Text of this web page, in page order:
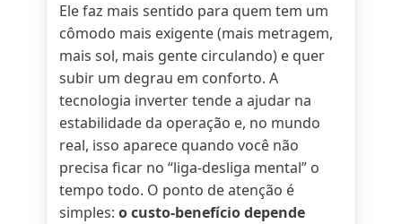
Ele faz mais sentido para quem tem um
cômodo mais exigente (mais metragem,
mais sol, mais gente circulando) e quer
subir um degrau em conforto. A
tecnologia inverter tende a ajudar na
estabilidade da operação e, no mundo
real, isso aparece quando você não
precisa ficar no “liga-desliga mental” o
tempo todo. O ponto de atenção é
simples: o custo-benefício depende